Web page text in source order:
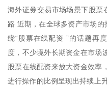
海外证券交易市场场景下股票
路 近期，在全球多资产市场
绕“股票在线配资 ”的话题再
度，不少境外长期资金在市场
股票在线配资来放大资金效率
进行操作的比例呈现出持续上